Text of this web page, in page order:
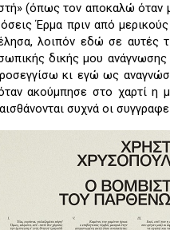
(όπως τον αποκαλώ όταν
Έρμα πριν από
λοιπόν εδώ σε αυτές
δικής μου
κι εγώ ως
ακούμπησε στο χαρτί η
συχνά οι